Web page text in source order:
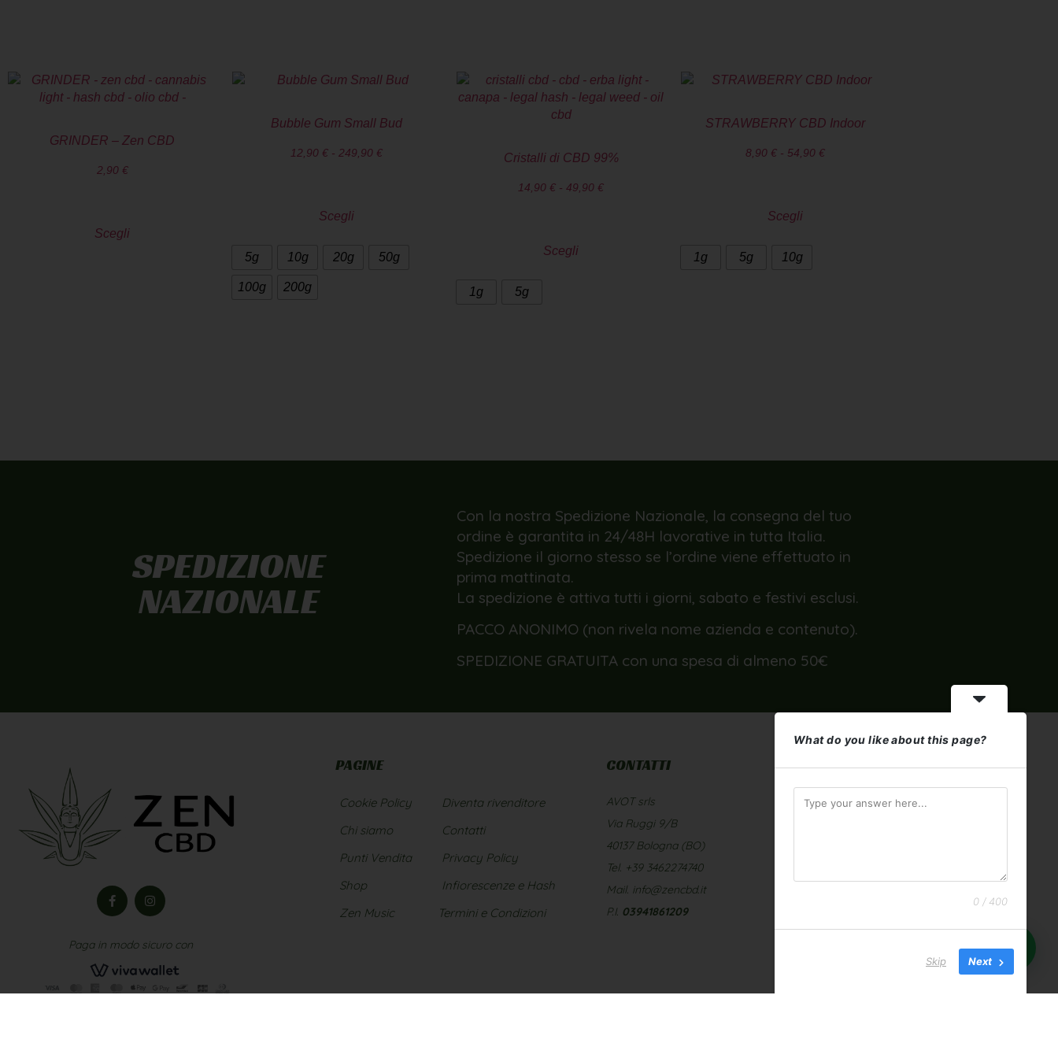
GRINDER – Zen CBD
2,90 €
Scegli
Bubble Gum Small Bud
12,90 € - 249,90 €
Scegli
5g 10g 20g 50g
100g 200g
Cristalli di CBD 99%
14,90 € - 49,90 €
Scegli
1g 5g
STRAWBERRY CBD Indoor
8,90 € - 54,90 €
Scegli
1g 5g 10g
SPEDIZIONE
NAZIONALE
Con la nostra Spedizione Nazionale, la consegna del tuo
ordine è garantita in 24/48H lavorative in tutta Italia.
Spedizione il giorno stesso se l’ordine viene effettuato in
prima mattinata.
La spedizione è attiva tutti i giorni, sabato e festivi esclusi.
PACCO ANONIMO (non rivela nome azienda e contenuto).
SPEDIZIONE GRATUITA con una spesa di almeno 50€
Paga in modo sicuro con
PAGINE
Cookie Policy
Chi siamo
Punti Vendita
Shop
Zen Music
Diventa rivenditore
Contatti
Privacy Policy
Infiorescenze e Hash
Termini e Condizioni
CONTATTI
AVOT srls
Via Ruggi 9/B
40137 Bologna (BO)
Tel. +39 3462274740
Mail. info@zencbd.it
P.I. 03941861209
What do you like about this page?
0 / 400
Skip Next